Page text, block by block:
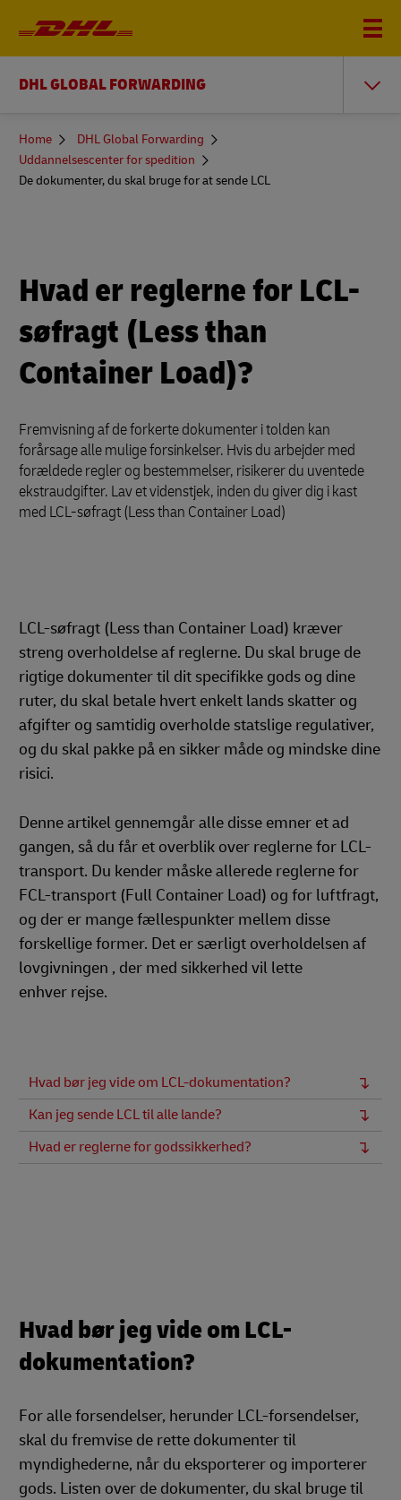
DHL GLOBAL FORWARDING
You
here
Home
DHL Global Forwarding
Uddannelsescenter for spedition
De dokumenter, du skal bruge for at sende LCL
Hvad er reglerne for LCL-
søfragt (Less than
Container Load)?
Fremvisning af de forkerte dokumenter i tolden kan
forårsage alle mulige forsinkelser. Hvis du arbejder med
forældede regler og bestemmelser, risikerer du uventede
ekstraudgifter. Lav et videnstjek, inden du giver dig i kast
med LCL-søfragt (Less than Container Load)
LCL-søfragt (Less than Container Load) kræver
streng overholdelse af reglerne. Du skal bruge de
rigtige dokumenter til dit specifikke gods og dine
ruter, du skal betale hvert enkelt lands skatter og
afgifter og samtidig overholde statslige regulativer,
og du skal pakke på en sikker måde og mindske dine
risici.
Denne artikel gennemgår alle disse emner et ad
gangen, så du får et overblik over reglerne for LCL-
transport. Du kender måske allerede reglerne for
FCL-transport (Full Container Load) og for luftfragt,
og der er mange fællespunkter mellem disse
forskellige former. Det er særligt overholdelsen af
lovgivningen , der med sikkerhed vil lette
enhver rejse.
Hvad bør jeg vide om LCL-dokumentation?
Kan jeg sende LCL til alle lande?
Hvad er reglerne for godssikkerhed?
Hvad bør jeg vide om LCL-
dokumentation?
For alle forsendelser, herunder LCL-forsendelser,
skal du fremvise de rette dokumenter til
myndighederne, når du eksporterer og importerer
gods. Listen over de dokumenter, du skal bruge til